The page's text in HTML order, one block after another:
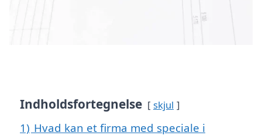
Indholdsfortegnelse skjul
1) Hvad kan et firma med speciale i